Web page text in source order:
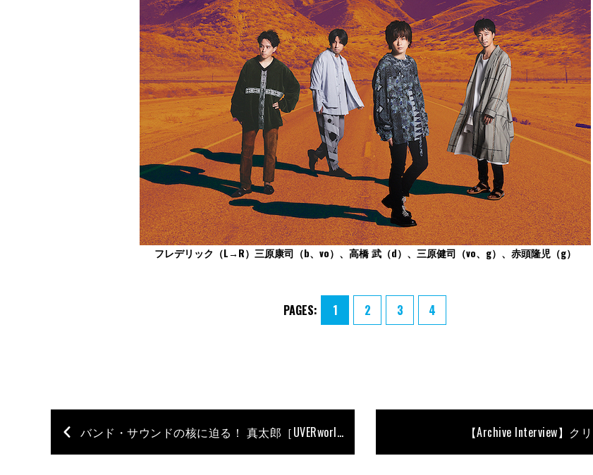
フレデリック（L→R）三原康司（b、vo）、高橋 武（d）、三原健司（vo、g）、赤頭隆児（g）
PAGES: 1 2 3 4
バンド・サウンドの核に迫る！ 真太郎［UVERworld］Anniversary Interview〜前編〜 【Archive Interview】ク